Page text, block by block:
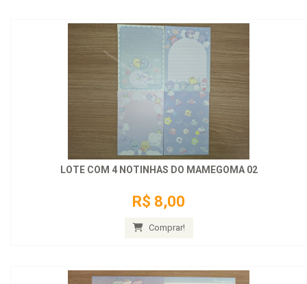
LOTE COM 4 NOTINHAS DO MAMEGOMA 02
R$ 8,00
Comprar!